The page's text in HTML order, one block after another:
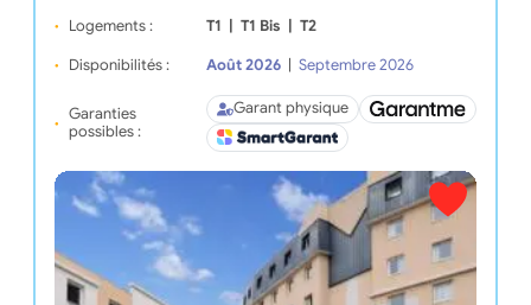
Logements : T1 T1 Bis T2
Disponibilités : Août 2026 Septembre 2026
Garanties
possibles :
Garant physique